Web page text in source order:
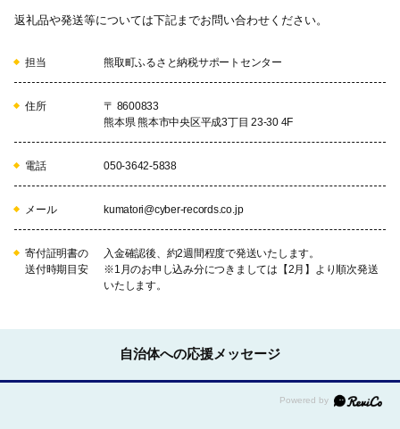
返礼品や発送等については下記までお問い合わせください。
担当 熊取町ふるさと納税サポートセンター
住所
〒 8600833
熊本県 熊本市中央区平成3丁目 23-30 4F
電話 050-3642-5838
メール kumatori@cyber-records.co.jp
寄付証明書の
送付時期目安
入金確認後、約2週間程度で発送いたします。
※1月のお申し込み分につきましては【2月】より順次発送
いたします。
自治体への応援メッセージ